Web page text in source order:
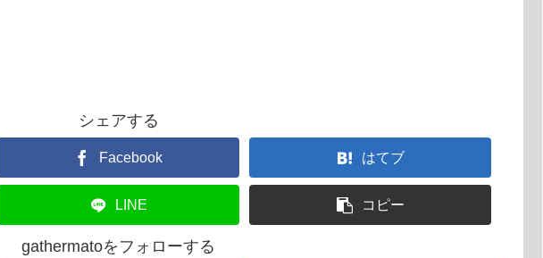
シェアする
Facebook はてブ
LINE コピー
gathermatoをフォローする